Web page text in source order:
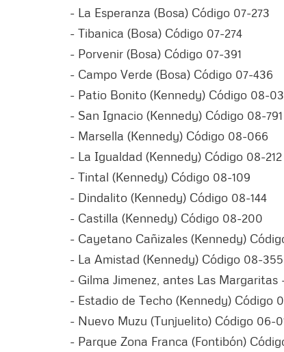
- La Esperanza (Bosa) Código 07-273
- Tibanica (Bosa) Código 07-274
- Porvenir (Bosa) Código 07-391
- Campo Verde (Bosa) Código 07-436
- Patio Bonito (Kennedy) Código 08-
- San Ignacio (Kennedy) Código 08-791
- Marsella (Kennedy) Código 08-066
- La Igualdad (Kennedy) Código 08-212
- Tintal (Kennedy) Código 08-109
- Dindalito (Kennedy) Código 08-144
- Castilla (Kennedy) Código 08-200
- Cayetano Cañizales (Kennedy)
- La Amistad (Kennedy) Código 08-355
- Gilma Jimenez, antes Las
- Estadio de Techo (Kennedy) Código
- Nuevo Muzu (Tunjuelito) Código 06-
- Parque Zona Franca (Fontibón)